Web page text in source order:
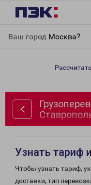
Ваш город Москва?
Ставропольский край
Узнать тариф
Чтобы узнать тариф,
доставки, тип